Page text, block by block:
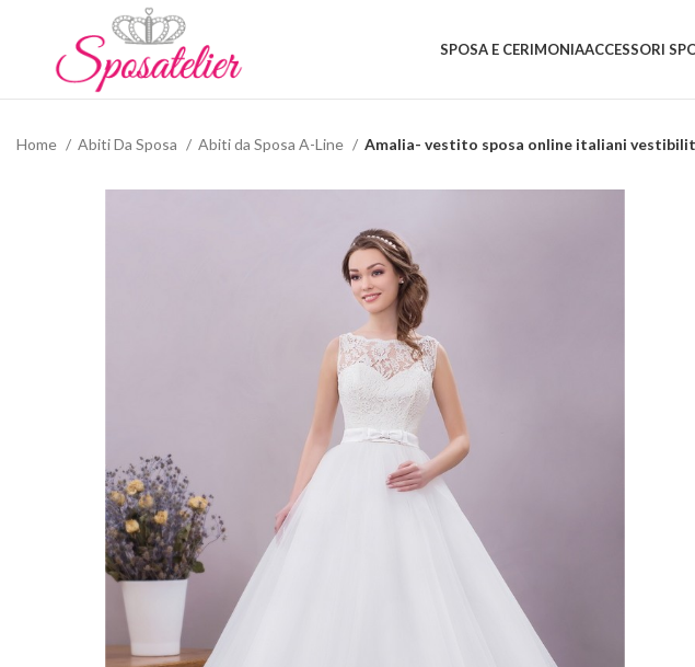
SPOSA E CERIMONIAACCESSORI
Home Abiti Da Sposa Abiti da Sposa A-Line Amalia- vestito sposa online italiani